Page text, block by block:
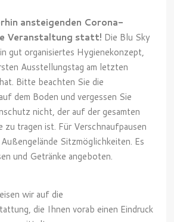
ansteigenden Corona-
Veranstaltung statt! Die Blu Sky
gut organisiertes Hygienekonzept,
Ausstellungstag am letzten
Bitte beachten Sie die
dem Boden und vergessen Sie
nicht, der auf der gesamten
zu tragen ist. Für Verschnaufpausen
Sitzmöglichkeiten. Es
und Getränke angeboten.
wir auf die
die Ihnen vorab einen Eindruck